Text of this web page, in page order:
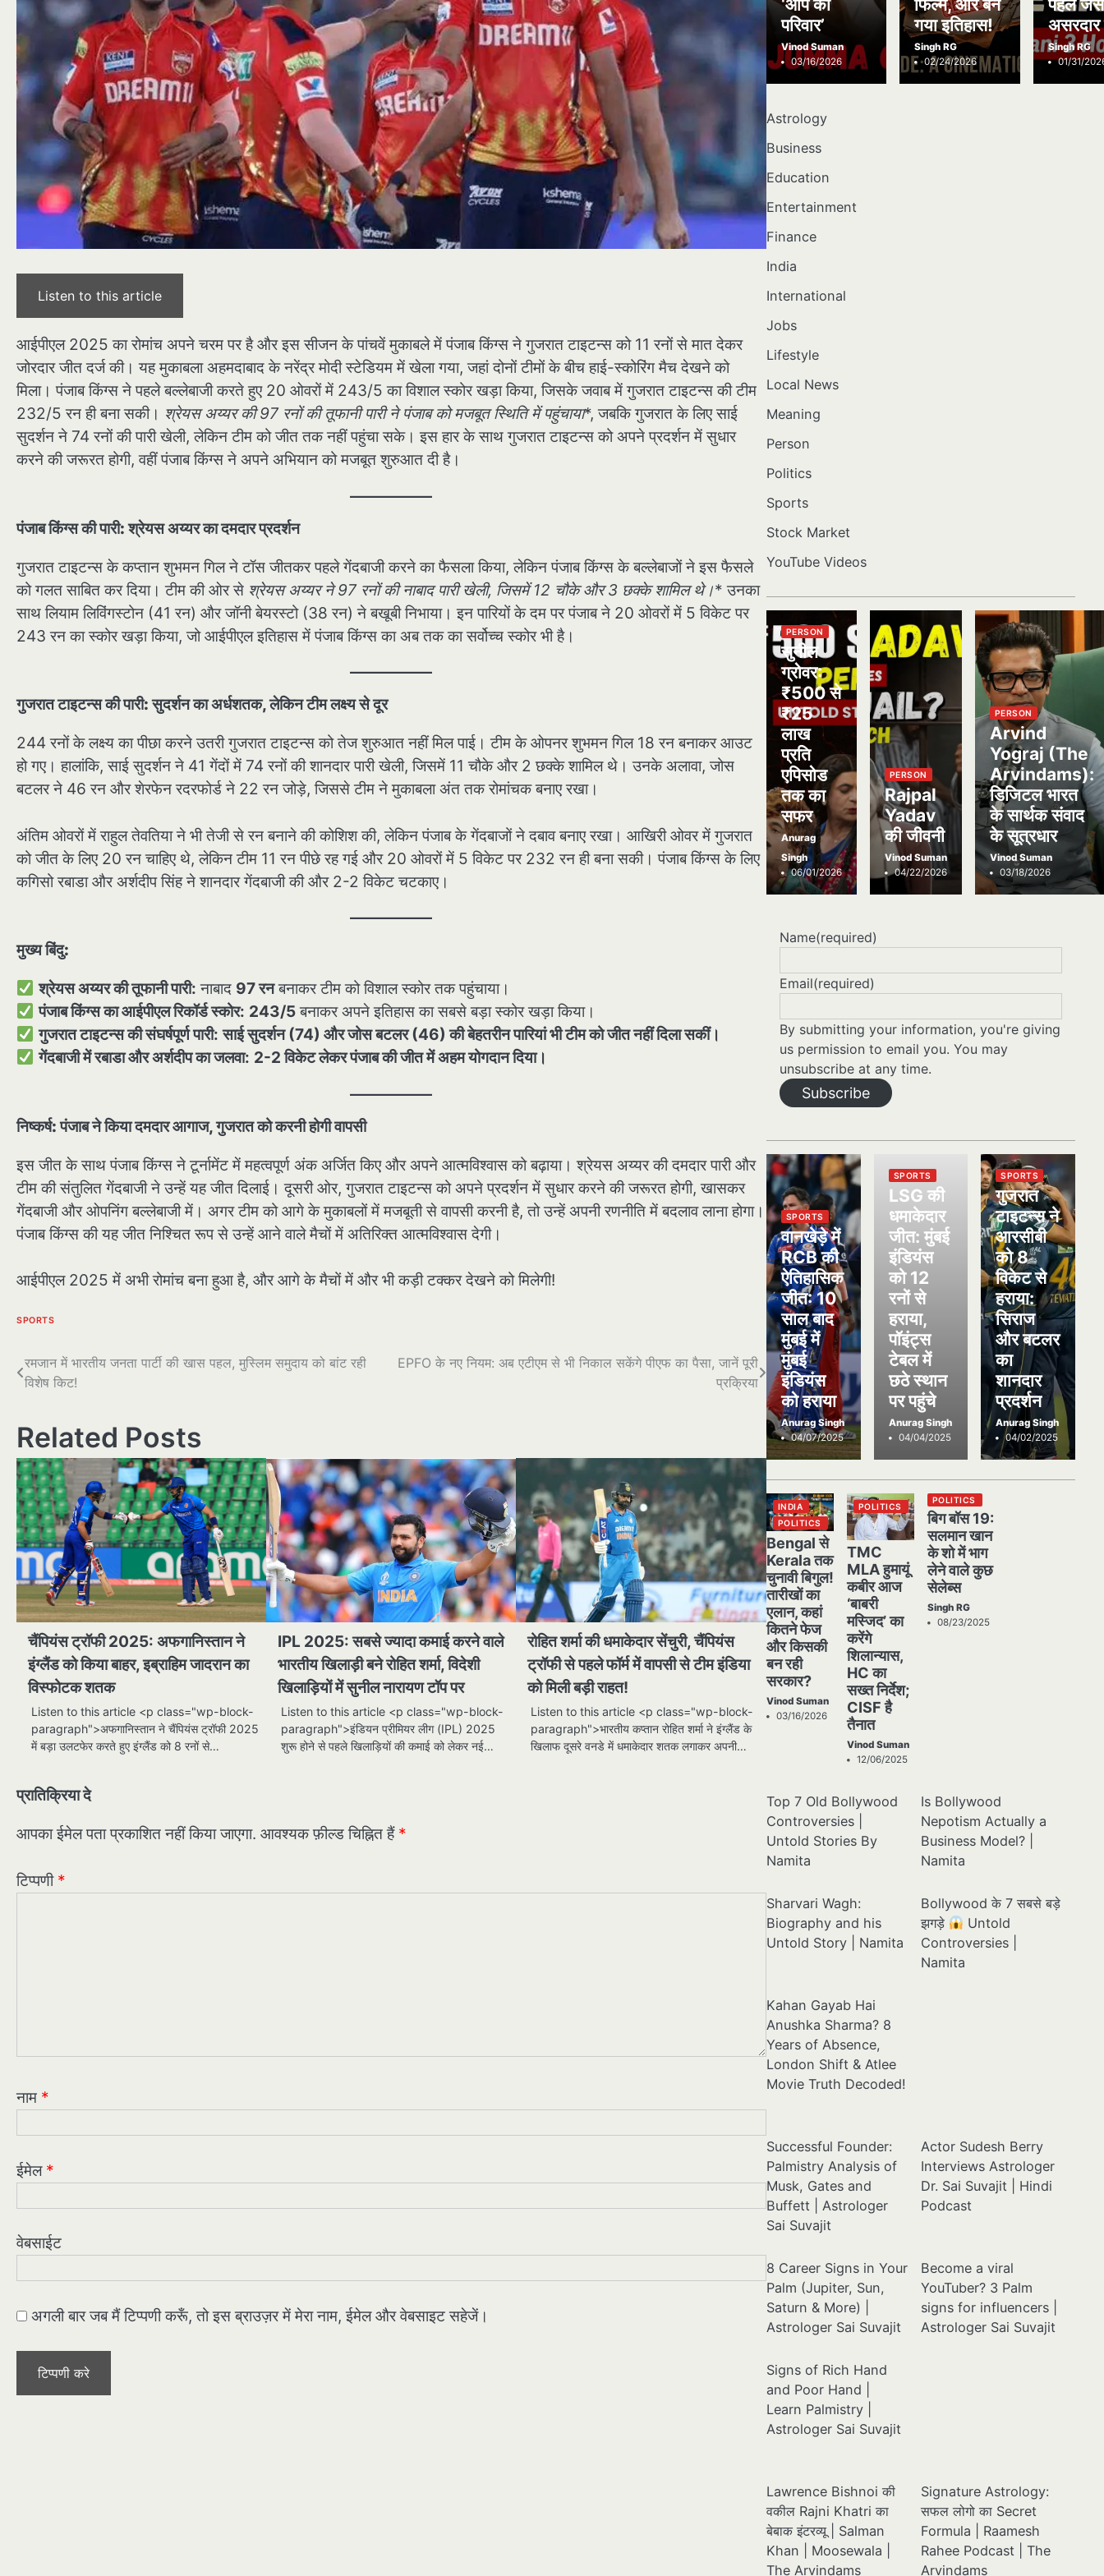
Listen to this article
आईपीएल 2025 का रोमांच अपने चरम पर है और इस सीजन के पांचवें मुकाबले में पंजाब किंग्स ने गुजरात टाइटन्स को 11 रनों से मात देकर
जोरदार जीत दर्ज की। यह मुकाबला अहमदाबाद के नरेंद्र मोदी स्टेडियम में खेला गया, जहां दोनों टीमों के बीच हाई-स्कोरिंग मैच देखने को
मिला। पंजाब किंग्स ने पहले बल्लेबाजी करते हुए 20 ओवरों में 243/5 का विशाल स्कोर खड़ा किया, जिसके जवाब में गुजरात टाइटन्स की टीम
232/5 रन ही बना सकी। श्रेयस अय्यर की 97 रनों की तूफानी पारी ने पंजाब को मजबूत स्थिति में पहुंचाया*, जबकि गुजरात के लिए साई
सुदर्शन ने 74 रनों की पारी खेली, लेकिन टीम को जीत तक नहीं पहुंचा सके। इस हार के साथ गुजरात टाइटन्स को अपने प्रदर्शन में सुधार
करने की जरूरत होगी, वहीं पंजाब किंग्स ने अपने अभियान को मजबूत शुरुआत दी है।
पंजाब किंग्स की पारी: श्रेयस अय्यर का दमदार प्रदर्शन
गुजरात टाइटन्स के कप्तान शुभमन गिल ने टॉस जीतकर पहले गेंदबाजी करने का फैसला किया, लेकिन पंजाब किंग्स के बल्लेबाजों ने इस फैसले
को गलत साबित कर दिया। टीम की ओर से श्रेयस अय्यर ने 97 रनों की नाबाद पारी खेली, जिसमें 12 चौके और 3 छक्के शामिल थे।* उनका
साथ लियाम लिविंगस्टोन (41 रन) और जॉनी बेयरस्टो (38 रन) ने बखूबी निभाया। इन पारियों के दम पर पंजाब ने 20 ओवरों में 5 विकेट पर
243 रन का स्कोर खड़ा किया, जो आईपीएल इतिहास में पंजाब किंग्स का अब तक का सर्वोच्च स्कोर भी है।
गुजरात टाइटन्स की पारी: सुदर्शन का अर्धशतक, लेकिन टीम लक्ष्य से दूर
244 रनों के लक्ष्य का पीछा करने उतरी गुजरात टाइटन्स को तेज शुरुआत नहीं मिल पाई। टीम के ओपनर शुभमन गिल 18 रन बनाकर आउट
हो गए। हालांकि, साई सुदर्शन ने 41 गेंदों में 74 रनों की शानदार पारी खेली, जिसमें 11 चौके और 2 छक्के शामिल थे। उनके अलावा, जोस
बटलर ने 46 रन और शेरफेन रदरफोर्ड ने 22 रन जोड़े, जिससे टीम ने मुकाबला अंत तक रोमांचक बनाए रखा।
अंतिम ओवरों में राहुल तेवतिया ने भी तेजी से रन बनाने की कोशिश की, लेकिन पंजाब के गेंदबाजों ने दबाव बनाए रखा। आखिरी ओवर में गुजरात
को जीत के लिए 20 रन चाहिए थे, लेकिन टीम 11 रन पीछे रह गई और 20 ओवरों में 5 विकेट पर 232 रन ही बना सकी। पंजाब किंग्स के लिए
कगिसो रबाडा और अर्शदीप सिंह ने शानदार गेंदबाजी की और 2-2 विकेट चटकाए।
मुख्य बिंदु:
श्रेयस अय्यर की तूफानी पारी: नाबाद 97 रनबनाकर टीम को विशाल स्कोर तक पहुंचाया।
पंजाब किंग्स का आईपीएल रिकॉर्ड स्कोर: 243/5बनाकर अपने इतिहास का सबसे बड़ा स्कोर खड़ा किया।
गुजरात टाइटन्स की संघर्षपूर्ण पारी: साई सुदर्शन (74) और जोस बटलर (46) की बेहतरीन पारियां भी टीम को जीत नहीं दिला सकीं।
गेंदबाजी में रबाडा और अर्शदीप का जलवा: 2-2 विकेट लेकर पंजाब की जीत में अहम योगदान दिया।
निष्कर्ष: पंजाब ने किया दमदार आगाज, गुजरात को करनी होगी वापसी
इस जीत के साथ पंजाब किंग्स ने टूर्नामेंट में महत्वपूर्ण अंक अर्जित किए और अपने आत्मविश्वास को बढ़ाया। श्रेयस अय्यर की दमदार पारी और
टीम की संतुलित गेंदबाजी ने उन्हें यह जीत दिलाई। दूसरी ओर, गुजरात टाइटन्स को अपने प्रदर्शन में सुधार करने की जरूरत होगी, खासकर
गेंदबाजी और ओपनिंग बल्लेबाजी में। अगर टीम को आगे के मुकाबलों में मजबूती से वापसी करनी है, तो उन्हें अपनी रणनीति में बदलाव लाना होगा।
पंजाब किंग्स की यह जीत निश्चित रूप से उन्हें आने वाले मैचों में अतिरिक्त आत्मविश्वास देगी।
आईपीएल 2025 में अभी रोमांच बना हुआ है, और आगे के मैचों में और भी कड़ी टक्कर देखने को मिलेगी!
SPORTS
पोस्ट
रमजान में भारतीय जनता पार्टी की खास पहल, मुस्लिम समुदाय को बांट रही
विशेष किट!
EPFO के नए नियम: अब एटीएम से भी निकाल सकेंगे पीएफ का पैसा, जानें पूरी
प्रक्रिया
Related Posts
चैंपियंस ट्रॉफी 2025: अफगानिस्तान ने
इंग्लैंड को किया बाहर, इब्राहिम जादरान का
विस्फोटक शतक
Listen to this article <p class="wp-block-
paragraph">अफगानिस्तान ने चैंपियंस ट्रॉफी 2025
में बड़ा उलटफेर करते हुए इंग्लैंड को 8 रनों से…
IPL 2025: सबसे ज्यादा कमाई करने वाले
भारतीय खिलाड़ी बने रोहित शर्मा, विदेशी
खिलाड़ियों में सुनील नारायण टॉप पर
Listen to this article <p class="wp-block-
paragraph">इंडियन प्रीमियर लीग (IPL) 2025
शुरू होने से पहले खिलाड़ियों की कमाई को लेकर नई…
रोहित शर्मा की धमाकेदार सेंचुरी, चैंपियंस
ट्रॉफी से पहले फॉर्म में वापसी से टीम इंडिया
को मिली बड़ी राहत!
Listen to this article <p class="wp-block-
paragraph">भारतीय कप्तान रोहित शर्मा ने इंग्लैंड के
खिलाफ दूसरे वनडे में धमाकेदार शतक लगाकर अपनी…
प्रातिक्रिया दे
आपका ईमेल पता प्रकाशित नहीं किया जाएगा. आवश्यक फ़ील्ड चिह्नित हैं *
टिप्पणी *
नाम *
ईमेल *
वेबसाईट
अगली बार जब मैं टिप्पणी करूँ, तो इस ब्राउज़र में मेरा नाम, ईमेल और वेबसाइट सहेजें।
‘आप का
परिवार’
Vinod Suman
03/16/2026
फिल्में, और बन
गया इतिहास!
Singh RG
02/24/2026
पहले
असरदार
Singh RG
01/31/
Astrology
Business
Education
Entertainment
Finance
India
International
Jobs
Lifestyle
Local News
Meaning
Person
Politics
Sports
Stock Market
YouTube Videos
PERSON
सुनील
ग्रोवर:
₹500 से
₹25
लाख
प्रति
एपिसोड
तक का
सफर
Anurag
Singh
06/01/2026
PERSON
Rajpal
Yadav
की जीवनी
Vinod Suman
04/22/2026
PERSON
Arvind
Yograj (The
Arvindams):
डिजिटल भारत
के सार्थक संवाद
के सूत्रधार
Vinod Suman
03/18/2026
Name(required)
Email(required)
By submitting your information, you're giving
us permission to email you. You may
unsubscribe at any time.
Subscribe
SPORTS
वानखेड़े में
RCB की
ऐतिहासिक
जीत: 10
साल बाद
मुंबई में
मुंबई
इंडियंस
को हराया
Anurag Singh
04/07/2025
SPORTS
LSG की
धमाकेदार
जीत: मुंबई
इंडियंस
को 12
रनों से
हराया,
पॉइंट्स
टेबल में
छठे स्थान
पर पहुंचे
Anurag Singh
04/04/2025
SPORTS
गुजरात
टाइटन्स ने
आरसीबी
को 8
विकेट से
हराया:
सिराज
और बटलर
का
शानदार
प्रदर्शन
Anurag Singh
04/02/2025
INDIA
POLITICS
Bengal से
Kerala तक
चुनावी बिगुल!
तारीखों का
एलान, कहां
कितने फेज
और किसकी
बन रही
सरकार?
Vinod Suman
03/16/2026
POLITICS
TMC
MLA हुमायूं
कबीर आज
‘बाबरी
मस्जिद’ का
करेंगे
शिलान्यास,
HC का
सख्त निर्देश;
CISF है
तैनात
Vinod Suman
12/06/2025
POLITICS
बिग बॉस 19:
सलमान खान
के शो में भाग
लेने वाले कुछ
सेलेब्स
Singh RG
08/23/2025
Top 7 Old Bollywood
Controversies |
Untold Stories By
Namita
Is Bollywood
Nepotism Actually a
Business Model? |
Namita
Sharvari Wagh:
Biography and his
Untold Story | Namita
Bollywood के 7 सबसे बड़े
झगड़े
Untold
Controversies |
Namita
Kahan Gayab Hai
Anushka Sharma? 8
Years of Absence,
London Shift & Atlee
Movie Truth Decoded!
Successful Founder:
Palmistry Analysis of
Musk, Gates and
Buffett | Astrologer
Sai Suvajit
Actor Sudesh Berry
Interviews Astrologer
Dr. Sai Suvajit | Hindi
Podcast
8 Career Signs in Your
Palm (Jupiter, Sun,
Saturn & More) |
Astrologer Sai Suvajit
Become a viral
YouTuber? 3 Palm
signs for influencers |
Astrologer Sai Suvajit
Signs of Rich Hand
and Poor Hand |
Learn Palmistry |
Astrologer Sai Suvajit
Lawrence Bishnoi की
वकील Rajni Khatri का
बेबाक इंटरव्यू | Salman
Khan | Moosewala |
The Arvindams
Signature Astrology:
सफल लोगो का Secret
Formula | Raamesh
Rahee Podcast | The
Arvindams